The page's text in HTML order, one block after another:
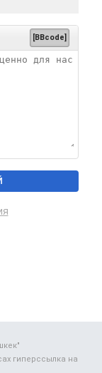
[BBcode]
гиперссылка на